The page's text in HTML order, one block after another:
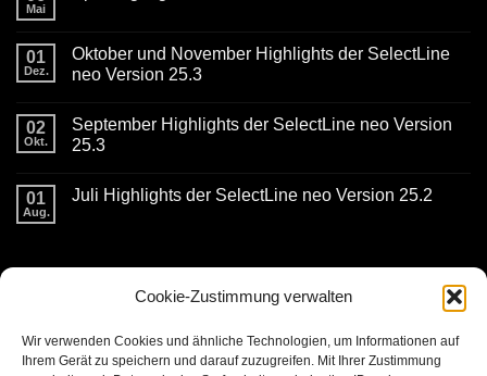
Cookie-Zustimmung verwalten
Wir verwenden Cookies und ähnliche Technologien, um Informationen auf
Ihrem Gerät zu speichern und darauf zuzugreifen. Mit Ihrer Zustimmung
Mai
April
Highlight
der
25.4
01
Dez.
Oktober und November Highlights der SelectLine
neo Version 25.3
zu
Oktober
und
der
SelectLine
02
Okt.
September Highlights der SelectLine neo Version
25.3
zu
September
neo
01
Aug.
Juli Highlights der SelectLine neo Version 25.2
25.2
burg ITC GmbH
Kaiserstrasse 11